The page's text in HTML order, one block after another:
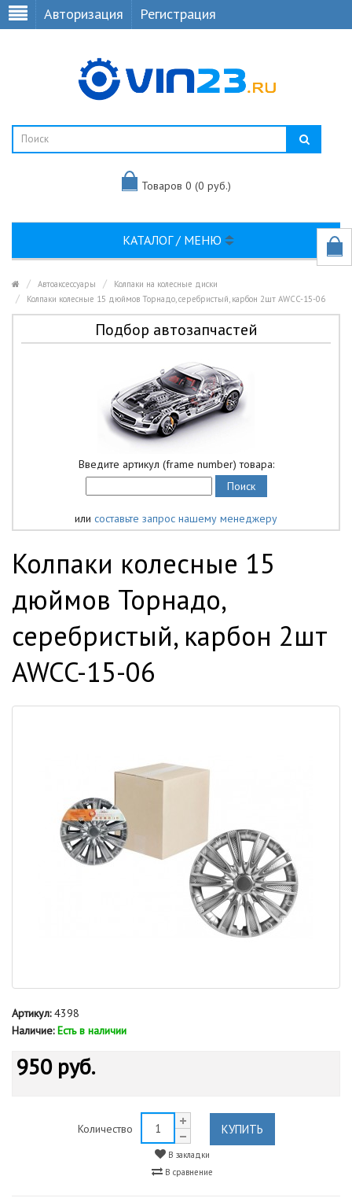
Авторизация Регистрация
Товаров 0 (0 руб.)
КАТАЛОГ / МЕНЮ
Автоаксессуары
Колпаки на колесные диски
Колпаки колесные 15 дюймов Торнадо, серебристый, карбон 2шт AWCC-15-06
Подбор автозапчастей
Введите артикул (frame number) товара:
или составьте запрос нашему менеджеру
Колпаки колесные 15
дюймов Торнадо,
серебристый, карбон 2шт
AWCC-15-06
Артикул:4398
Наличие: Есть в наличии
950 руб.
Количество КУПИТЬ
В закладки
В сравнение